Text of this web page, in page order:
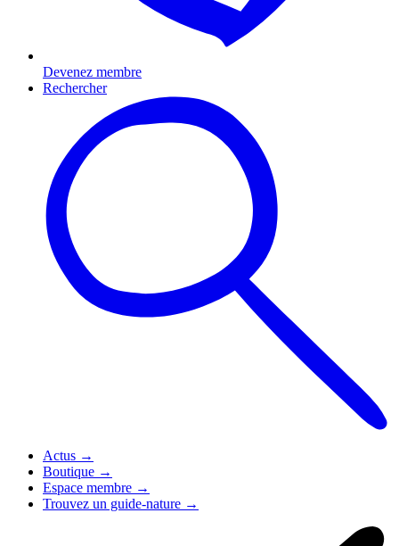
Devenez membre
Rechercher
Actus →
Boutique →
Espace membre →
Trouvez un guide-nature →